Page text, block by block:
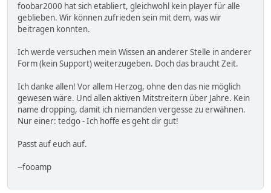
foobar2000 hat sich etabliert, gleichwohl kein player für alle
geblieben. Wir können zufrieden sein mit dem, was wir
beitragen konnten.
Ich werde versuchen mein Wissen an anderer Stelle in anderer
Form (kein Support) weiterzugeben. Doch das braucht Zeit.
Ich danke allen! Vor allem Herzog, ohne den das nie möglich
gewesen wäre. Und allen aktiven Mitstreitern über Jahre. Kein
name dropping, damit ich niemanden vergesse zu erwähnen.
Nur einer: tedgo - Ich hoffe es geht dir gut!
Passt auf euch auf.
--fooamp